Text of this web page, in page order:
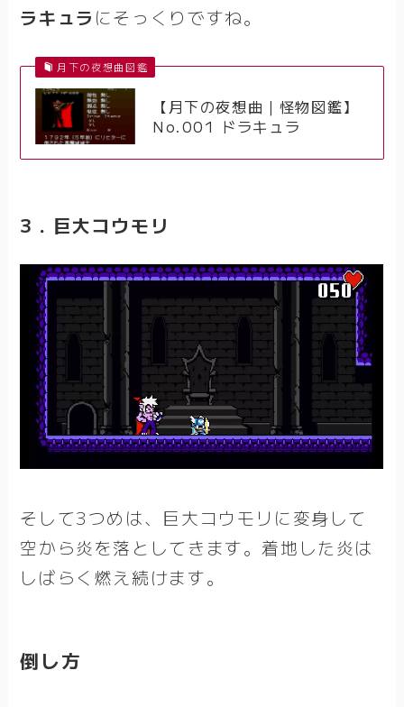
ラキュラ にそっくりですね。
月下の夜想曲図鑑
【月下の夜想曲｜怪物図鑑】
No.001 ドラキュラ
3．巨大コウモリ
そして3つめは、巨大コウモリに変身して
空から炎を落としてきます。着地した炎は
しばらく燃え続けます。
倒し方